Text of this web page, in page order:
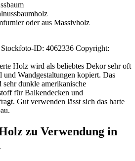
oder aus Massivholz
ID: 4062336 Copyright:
Holz wird als beliebtes Dekor sehr oft
Wandgestaltungen kopiert. Das
sehr dunkle amerikanische
für Balkendecken und
Gut verwenden lässt sich das harte
zu Verwendung in